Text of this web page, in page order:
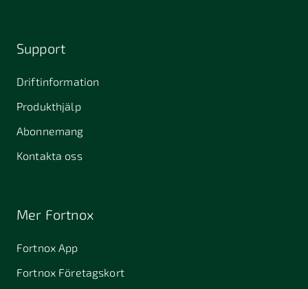
Support
Driftinformation
Produkthjälp
Abonnemang
Kontakta oss
Mer Fortnox
Fortnox App
Fortnox Företagskort